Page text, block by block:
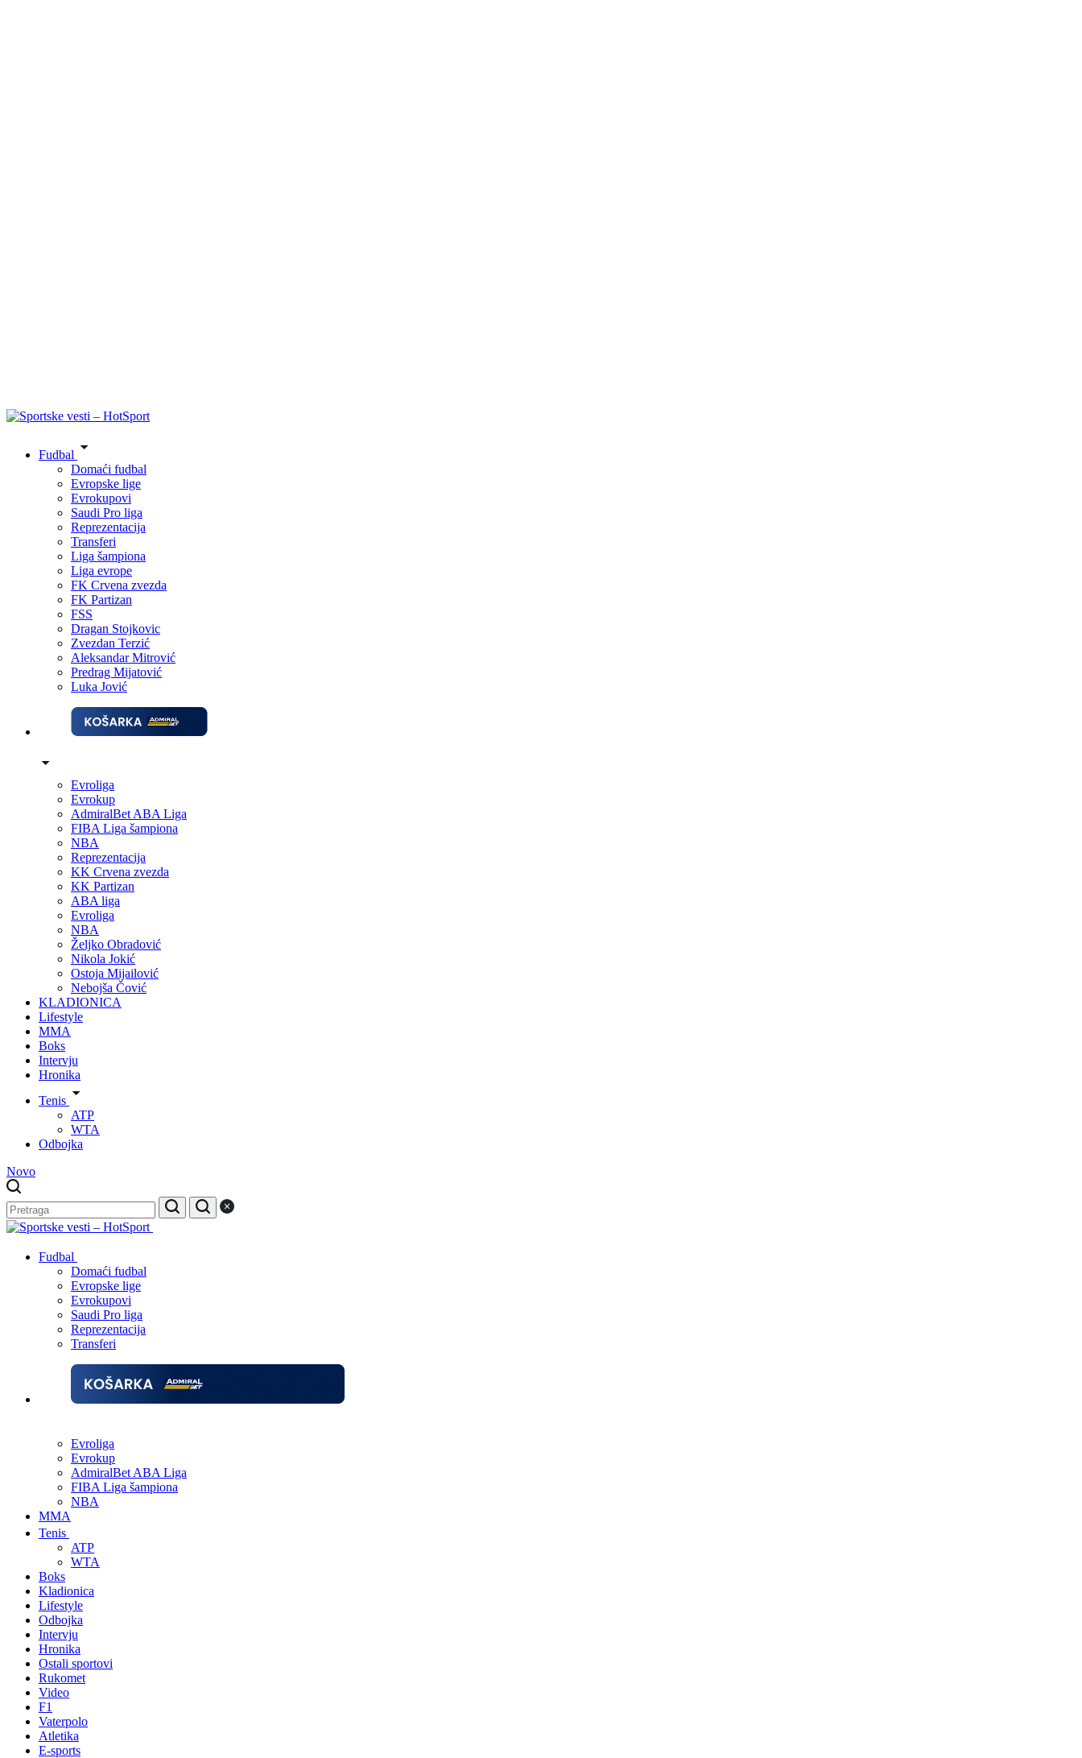
Fudbal
Domaći fudbal
Evropske lige
Evrokupovi
Saudi Pro liga
Reprezentacija
Transferi
Liga šampiona
Liga evrope
FK Crvena zvezda
FK Partizan
FSS
Dragan Stojkovic
Zvezdan Terzić
Aleksandar Mitrović
Predrag Mijatović
Luka Jović
Evroliga
Evrokup
AdmiralBet ABA Liga
FIBA Liga šampiona
NBA
Reprezentacija
KK Crvena zvezda
KK Partizan
ABA liga
Evroliga
NBA
Željko Obradović
Nikola Jokić
Ostoja Mijailović
Nebojša Čović
KLADIONICA
Lifestyle
MMA
Boks
Intervju
Hronika
Tenis
ATP
WTA
Odbojka
Novo
Fudbal
Domaći fudbal
Evropske lige
Evrokupovi
Saudi Pro liga
Reprezentacija
Transferi
Evroliga
Evrokup
AdmiralBet ABA Liga
FIBA Liga šampiona
NBA
MMA
Tenis
ATP
WTA
Boks
Kladionica
Lifestyle
Odbojka
Intervju
Hronika
Ostali sportovi
Rukomet
Video
F1
Vaterpolo
Atletika
E-sports